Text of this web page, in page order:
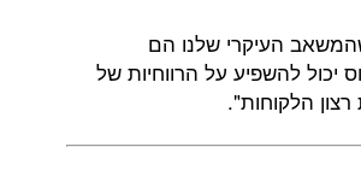
העיקרי שלנו הם
יכול להשפיע על הרווחיות של
הלקוחות".